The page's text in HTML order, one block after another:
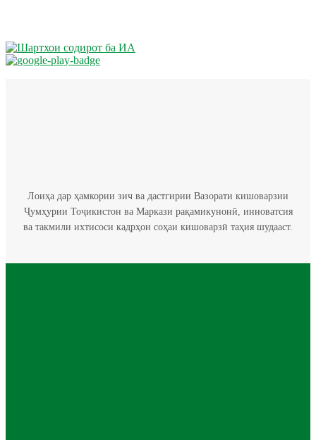
Лоиҳа дар ҳамкории зич ва дастгирии Вазорати кишоварзии
Ҷумҳурии Тоҷикистон ва Маркази рақамикунонӣ, инноватсия
ва такмили ихтисоси кадрҳои соҳаи кишоварзӣ таҳия шудааст.